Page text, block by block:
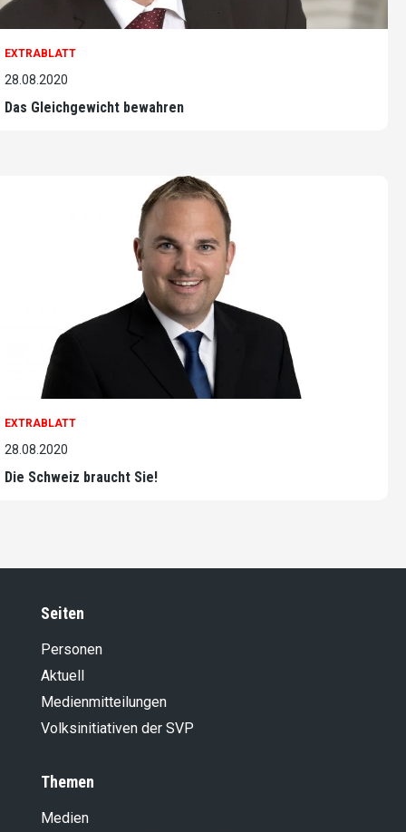
EXTRABLATT
28.08.2020
Das Gleichgewicht bewahren
EXTRABLATT
28.08.2020
Die Schweiz braucht Sie!
Seiten
Personen
Aktuell
Medienmitteilungen
Volksinitiativen der SVP
Themen
Medien